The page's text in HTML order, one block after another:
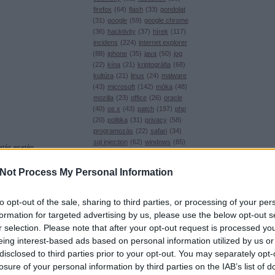
Process My Personal Information
opt-out of the sale, sharing to third parties, or processing of your
for targeted advertising by us, please use the below opt-out
selection. Please note that after your opt-out request is processed
interest-based ads based on personal information utilized by us
to third parties prior to your opt-out. You may separately
of your personal information by third parties on the IAB’s list of
firefox (64) flash (33) gondolat
(31) google (59) google chrome
(36) hacktivity (37) hírek (117)
incidens (224) internet explorer
(88) iphone (35) java (50) jog
(22) kína (21) kriptográfia (68)
kultúra (21) linux (24) malware
(43) microsoft (142) móka (48)
mozilla (23) office (26) oracle
(40) os x (43) patch (197) php
(20) politika (31) privacy (58)
programozás (22) safari (34)
sql injection (62) windows (85)
0xFF
Antivírus blog
ASVA.info
LockPicking
NOPblog
ÖrdöglakatBlog
esetén
(jelszavak,
a jobban
kulcsukat.
Mattila pedig
bár az
ha megfigyel